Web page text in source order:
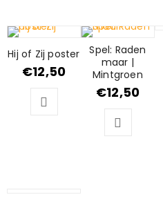
Hij of Zij poster
€12,50
Spel: Raden
maar |
Mintgroen
€12,50